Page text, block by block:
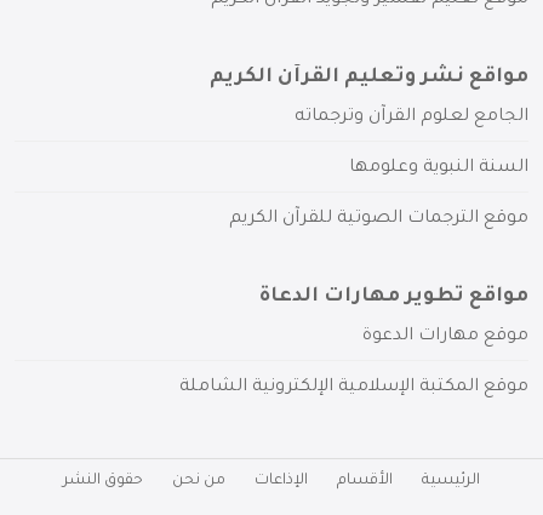
مواقع نشر وتعليم القرآن الكريم
الجامع لعلوم القرآن وترجماته
السنة النبوية وعلومها
موقع الترجمات الصوتية للقرآن الكريم
مواقع تطوير مهارات الدعاة
موقع مهارات الدعوة
موقع المكتبة الإسلامية الإلكترونية الشاملة
الرئيسية الأقسام الإذاعات من نحن حقوق النشر